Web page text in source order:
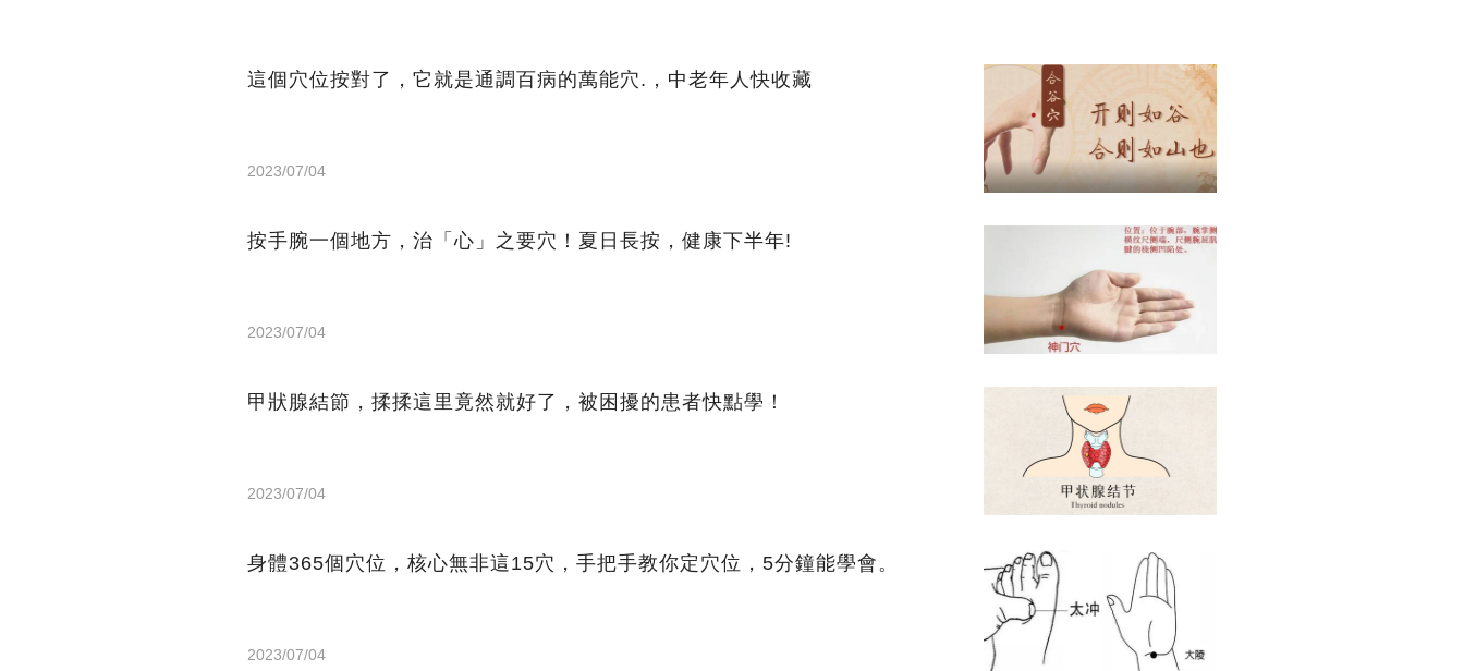
這個穴位按對了，它就是通調百病的萬能穴.，中老年人快收藏
2023/07/04
按手腕一個地方，治「心」之要穴！夏日長按，健康下半年!
2023/07/04
甲狀腺結節，揉揉這里竟然就好了，被困擾的患者快點學！
2023/07/04
身體365個穴位，核心無非這15穴，手把手教你定穴位，5分鐘能學會。
2023/07/04